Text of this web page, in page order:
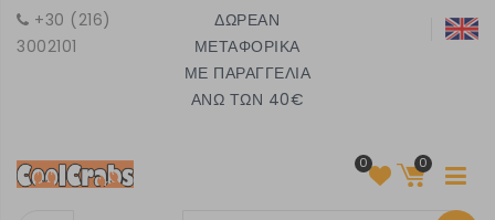
+30 (216)
3002101
ΔΩΡΕΑΝ
ΜΕΤΑΦΟΡΙΚΑ
ΜΕ ΠΑΡΑΓΓΕΛΙΑ
ΑΝΩ ΤΩΝ 40€
0 0